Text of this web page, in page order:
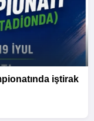
iştirak